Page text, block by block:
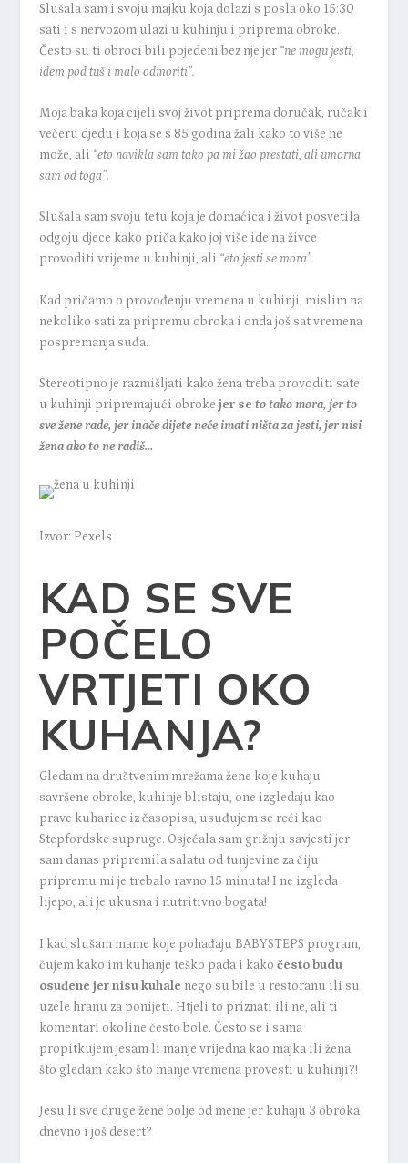
Slušala sam i svoju majku koja dolazi s posla oko 15:30
sati i s nervozom ulazi u kuhinju i priprema obroke.
Često su ti obroci bili pojedeni bez nje jer“ne mogu jesti,
idem pod tuš i malo odmoriti”.
Moja baka koja cijeli svoj život priprema doručak, ručak i
večeru djedu i koja se s 85 godina žali kako to više ne
može, ali “eto navikla sam tako pa mi žao prestati, ali umorna
sam od toga”.
Slušala sam svoju tetu koja je domaćica i život posvetila
odgoju djece kako priča kako joj više ide na živce
provoditi vrijeme u kuhinji, ali “eto jesti se mora”.
Kad pričamo o provođenju vremena u kuhinji, mislim na
nekoliko sati za pripremu obroka i onda još sat vremena
pospremanja suđa.
Stereotipno je razmišljati kako žena treba provoditi sate
u kuhinji pripremajući obroke jer se to tako mora, jer to
sve žene rade, jer inače dijete neće imati ništa za jesti, jer nisi
žena ako to ne radiš…
Izvor: Pexels
KAD SE SVE
POČELO
VRTJETI OKO
KUHANJA?
Gledam na društvenim mrežama žene koje kuhaju
savršene obroke, kuhinje blistaju, one izgledaju kao
prave kuharice iz časopisa, usuđujem se reći kao
Stepfordske supruge. Osjećala sam grižnju savjesti jer
sam danas pripremila salatu od tunjevine za čiju
pripremu mi je trebalo ravno 15 minuta! I ne izgleda
lijepo, ali je ukusna i nutritivno bogata!
I kad slušam mame koje pohađaju BABYSTEPS program,
čujem kako im kuhanje teško pada i kako često budu
osuđene jer nisu kuhale nego su bile u restoranu ili su
uzele hranu za ponijeti. Htjeli to priznati ili ne, ali ti
komentari okoline često bole. Često se i sama
propitkujem jesam li manje vrijedna kao majka ili žena
što gledam kako što manje vremena provesti u kuhinji?!
Jesu li sve druge žene bolje od mene jer kuhaju 3 obroka
dnevno i još desert?